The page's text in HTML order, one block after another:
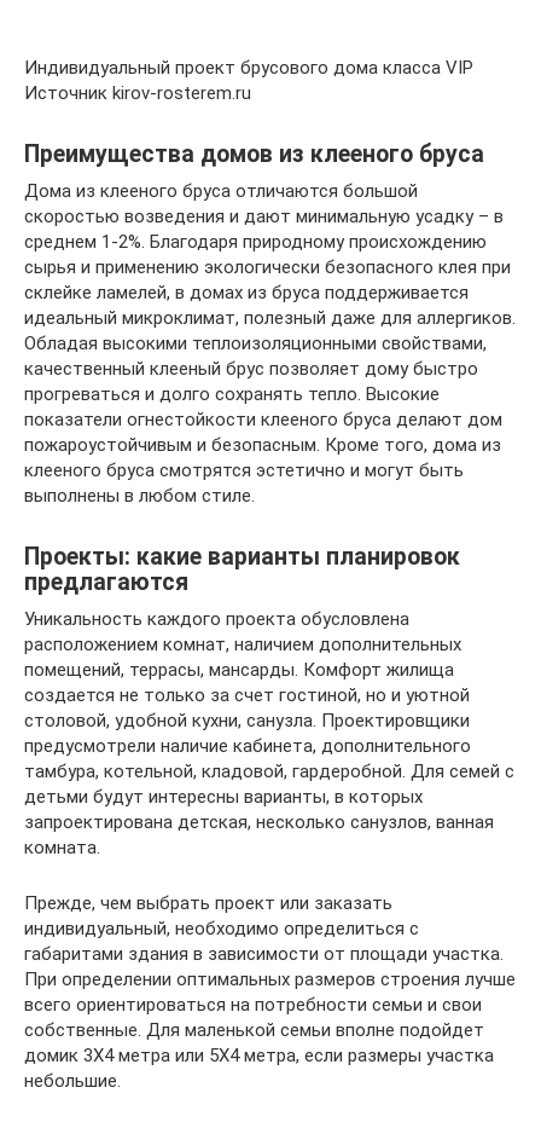
Индивидуальный проект брусового дома класса VIP
Источник kirov-rosterem.ru
Преимущества домов из клееного бруса
Дома из клееного бруса отличаются большой
скоростью возведения и дают минимальную усадку – в
среднем 1-2%. Благодаря природному происхождению
сырья и применению экологически безопасного клея при
склейке ламелей, в домах из бруса поддерживается
идеальный микроклимат, полезный даже для аллергиков.
Обладая высокими теплоизоляционными свойствами,
качественный клееный брус позволяет дому быстро
прогреваться и долго сохранять тепло. Высокие
показатели огнестойкости клееного бруса делают дом
пожароустойчивым и безопасным. Кроме того, дома из
клееного бруса смотрятся эстетично и могут быть
выполнены в любом стиле.
Проекты: какие варианты планировок
предлагаются
Уникальность каждого проекта обусловлена
расположением комнат, наличием дополнительных
помещений, террасы, мансарды. Комфорт жилища
создается не только за счет гостиной, но и уютной
столовой, удобной кухни, санузла. Проектировщики
предусмотрели наличие кабинета, дополнительного
тамбура, котельной, кладовой, гардеробной. Для семей с
детьми будут интересны варианты, в которых
запроектирована детская, несколько санузлов, ванная
комната.
Прежде, чем выбрать проект или заказать
индивидуальный, необходимо определиться с
габаритами здания в зависимости от площади участка.
При определении оптимальных размеров строения лучше
всего ориентироваться на потребности семьи и свои
собственные. Для маленькой семьи вполне подойдет
домик 3Х4 метра или 5Х4 метра, если размеры участка
небольшие.